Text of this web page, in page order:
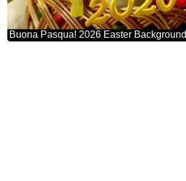
Buona Pasqua! 2026 Easter Background